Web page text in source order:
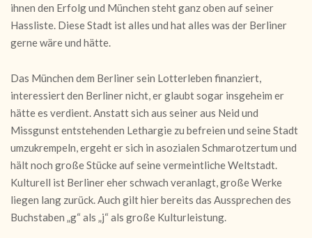
ihnen den Erfolg und München steht ganz oben auf seiner
Hassliste. Diese Stadt ist alles und hat alles was der Berliner
gerne wäre und hätte.
Das München dem Berliner sein Lotterleben finanziert,
interessiert den Berliner nicht, er glaubt sogar insgeheim er
hätte es verdient. Anstatt sich aus seiner aus Neid und
Missgunst entstehenden Lethargie zu befreien und seine Stadt
umzukrempeln, ergeht er sich in asozialen Schmarotzertum und
hält noch große Stücke auf seine vermeintliche Weltstadt.
Kulturell ist Berliner eher schwach veranlagt, große Werke
liegen lang zurück. Auch gilt hier bereits das Aussprechen des
Buchstaben „g“ als „j“ als große Kulturleistung.